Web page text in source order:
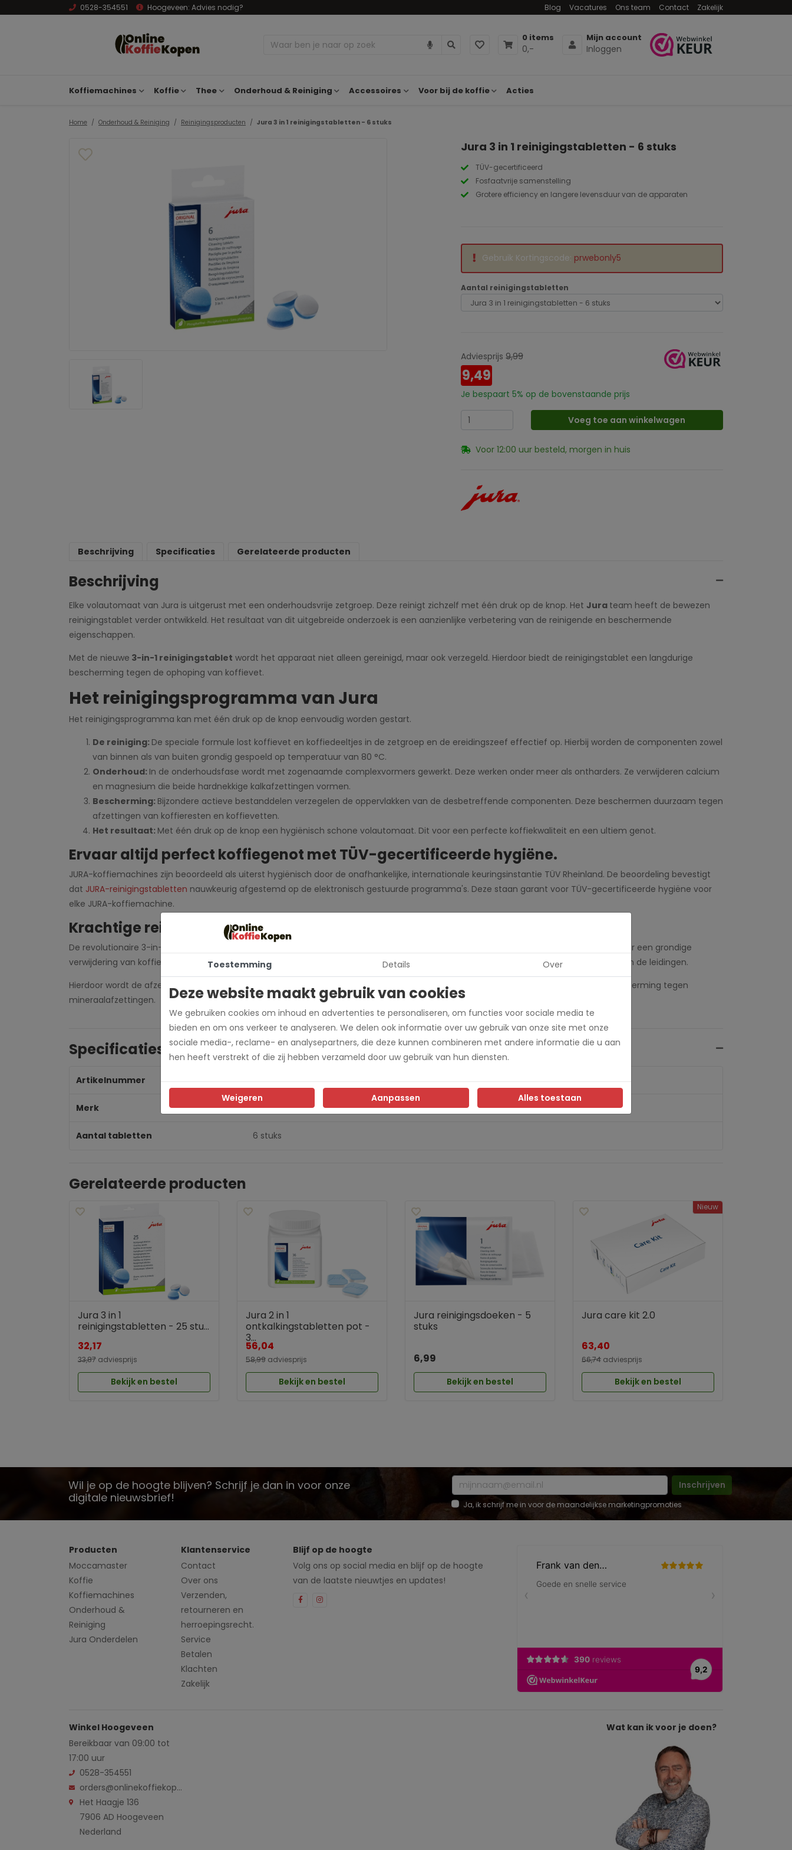
0528-354551 Hoogeveen: Advies nodig? Blog Vacatures Ons team Contact Zakelijk
0 items
0,-
Mijn account
Inloggen
Koffiemachines Koffie Thee Onderhoud & Reiniging Accessoires Voor bij de koffie Acties
Home Onderhoud & Reiniging Reinigingsproducten Jura 3 in 1 reinigingstabletten - 6 stuks
Jura 3 in 1 reinigingstabletten - 6 stuks
TÜV-gecertificeerd
Fosfaatvrije samenstelling
Grotere efficiency en langere levensduur van de apparaten
Gebruik Kortingscode: prwebonly5
Aantal reinigingstabletten
Adviesprijs 9,99
9,49
Je bespaart 5% op de bovenstaande prijs
Voeg toe aan winkelwagen
Voor 12:00 uur besteld, morgen in huis
Beschrijving Specificaties Gerelateerde producten
Beschrijving
Elke volautomaat van Jura is uitgerust met een onderhoudsvrije zetgroep. Deze reinigt zichzelf met één druk op de knop. Het Jura team heeft de bewezen
reinigingstablet verder ontwikkeld. Het resultaat van dit uitgebreide onderzoek is een aanzienlijke verbetering van de reinigende en beschermende
eigenschappen.
Met de nieuwe 3-in-1 reinigingstablet wordt het apparaat niet alleen gereinigd, maar ook verzegeld. Hierdoor biedt de reinigingstablet een langdurige
bescherming tegen de ophoping van koffievet.
Het reinigingsprogramma van Jura
Het reinigingsprogramma kan met één druk op de knop eenvoudig worden gestart.
De reiniging: De speciale formule lost koffievet en koffiedeeltjes in de zetgroep en de ereidingszeef effectief op. Hierbij worden de componenten zowel
van binnen als van buiten grondig gespoeld op temperatuur van 80 °C.
Onderhoud: In de onderhoudsfase wordt met zogenaamde complexvormers gewerkt. Deze werken onder meer als ontharders. Ze verwijderen calcium
en magnesium die beide hardnekkige kalkafzettingen vormen.
Bescherming: Bijzondere actieve bestanddelen verzegelen de oppervlakken van de desbetreffende componenten. Deze beschermen duurzaam tegen
afzettingen van koffieresten en koffievetten.
Het resultaat: Met één druk op de knop een hygiënisch schone volautomaat. Dit voor een perfecte koffiekwaliteit en een ultiem genot.
Ervaar altijd perfect koffiegenot met TÜV-gecertificeerde hygiëne.
JURA-koffiemachines zijn beoordeeld als uiterst hygiënisch door de onafhankelijke, internationale keuringsinstantie TÜV Rheinland. De beoordeling bevestigt
dat JURA-reinigingstabletten nauwkeurig afgestemd op de elektronisch gestuurde programma's. Deze staan garant voor TÜV-gecertificeerde hygiëne voor
elke JURA-koffiemachine.
Krachtige reiniging voor langdurige bescherming
De revolutionaire 3-in-1 reinigingstablet werkt samen met het geïntegreerde, elektronisch gestuurde reinigingsprogramma. Dit zorgt voor een grondige
verwijdering van koffievet tussen de zetgroep en de koffie-uitloop. De tablet reinigt niet alleen, maar legt ook een beschermende laag in de leidingen.
Hierdoor wordt de afzetting van koffievet aanzienlijk vertraagd. Bovendien bieden geavanceerde complexvormers een langdurige bescherming tegen
mineraalafzettingen.
Specificaties
Artikelnummer
Merk Jura
Aantal tabletten 6 stuks
Gerelateerde producten
Jura 3 in 1
reinigingstabletten - 25 stu...
32,17
33,87 adviesprijs
Bekijk en bestel
Jura 2 in 1
ontkalkingstabletten pot -
3...
56,04
58,99 adviesprijs
Bekijk en bestel
Jura reinigingsdoeken - 5
stuks
6,99
Bekijk en bestel
Nieuw
Jura care kit 2.0
63,40
66,74 adviesprijs
Bekijk en bestel
Wil je op de hoogte blijven? Schrijf je dan in voor onze
digitale nieuwsbrief!
Inschrijven
Ja, ik schrijf me in voor de maandelijkse marketingpromoties
Producten
Moccamaster
Koffie
Koffiemachines
Onderhoud &
Reiniging
Jura Onderdelen
Klantenservice
Contact
Over ons
Verzenden,
retourneren en
herroepingsrecht.
Service
Betalen
Klachten
Zakelijk
Blijf op de hoogte
Volg ons op social media en blijf op de hoogte
van de laatste nieuwtjes en updates!
Winkel Hoogeveen
Bereikbaar van 09:00 tot
17:00 uur
0528-354551
orders@onlinekoffiekopen.nl
Het Haagje 136
7906 AD Hoogeveen
Nederland
Wat kan ik voor je doen?
Toestemming Details Over
Deze website maakt gebruik van cookies
We gebruiken cookies om inhoud en advertenties te personaliseren, om functies voor sociale media te
bieden en om ons verkeer te analyseren. We delen ook informatie over uw gebruik van onze site met onze
sociale media-, reclame- en analysepartners, die deze kunnen combineren met andere informatie die u aan
hen heeft verstrekt of die zij hebben verzameld door uw gebruik van hun diensten.
Weigeren Aanpassen Alles toestaan